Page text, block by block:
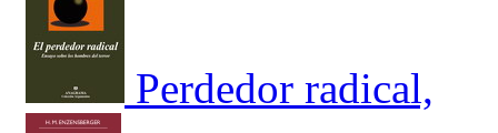
Perdedor radical,